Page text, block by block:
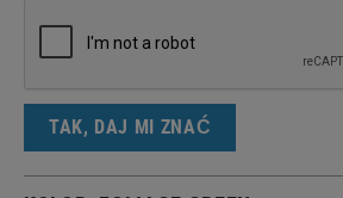
TAK, DAJ MI ZNAĆ